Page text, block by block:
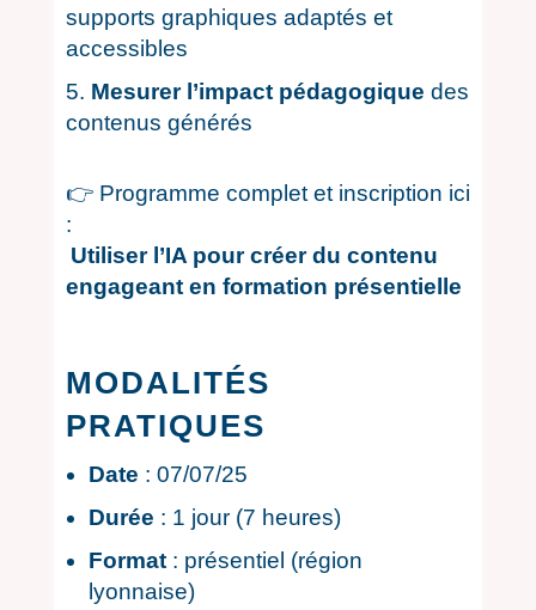
supports graphiques adaptés et
accessibles
Mesurer l’impact pédagogique des
contenus générés
👉 Programme complet et inscription ici
:
Utiliser l’IA pour créer du contenu
engageant en formation présentielle
MODALITÉS
PRATIQUES
Date : 07/07/25
Durée : 1 jour (7 heures)
Format: présentiel (région
lyonnaise)